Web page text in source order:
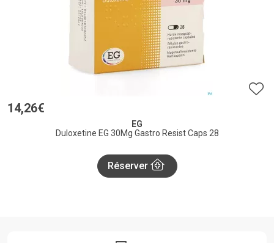
14,26€
EG
Duloxetine EG 30Mg Gastro Resist Caps 28
Réserver